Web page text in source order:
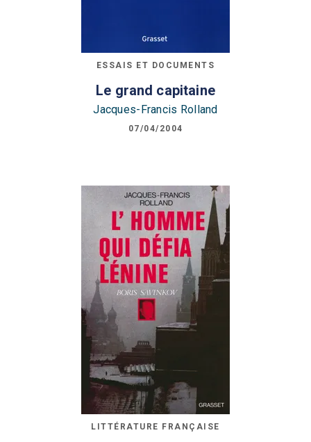
ESSAIS ET DOCUMENTS
Le grand capitaine
Jacques-Francis Rolland
07/04/2004
LITTÉRATURE FRANÇAISE